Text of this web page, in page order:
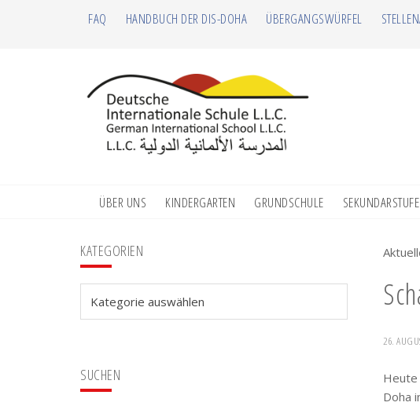
FAQ HANDBUCH DER DIS-DOHA ÜBERGANGSWÜRFEL
ÜBER UNS KINDERGARTEN GRUNDSCHULE
26.
Heute
Doha
Seitenspalte
KATEGORIEN
SUCHEN